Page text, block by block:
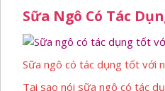
Sữa Ngô Có Tác
Sữa ngô có tác dụng tốt với
Tại sao nói sữa ngô có tác